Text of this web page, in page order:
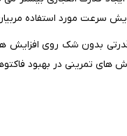
مورد استفاده مربیان
بدون شک روی
تمرینی در بهبود